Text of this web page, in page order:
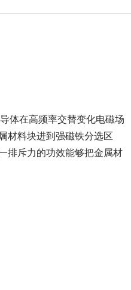
体在高频率交替变化电磁场
材料块进到强磁铁分选区
排斥力的功效能够把金属材